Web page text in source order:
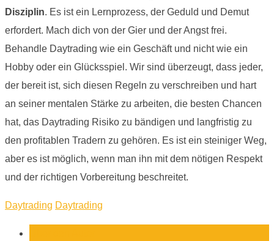
Disziplin. Es ist ein Lernprozess, der Geduld und Demut
erfordert. Mach dich von der Gier und der Angst frei.
Behandle Daytrading wie ein Geschäft und nicht wie ein
Hobby oder ein Glücksspiel. Wir sind überzeugt, dass jeder,
der bereit ist, sich diesen Regeln zu verschreiben und hart
an seiner mentalen Stärke zu arbeiten, die besten Chancen
hat, das Daytrading Risiko zu bändigen und langfristig zu
den profitablen Tradern zu gehören. Es ist ein steiniger Weg,
aber es ist möglich, wenn man ihn mit dem nötigen Respekt
und der richtigen Vorbereitung beschreitet.
Daytrading Daytrading